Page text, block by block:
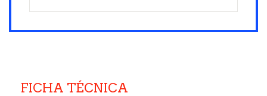
FICHA TÉCNICA